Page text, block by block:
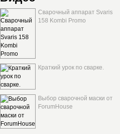
Сварочный аппарат Svaris
158 Kombi Promo
Краткий урок по сварке.
Выбор сварочной маски от
ForumHouse